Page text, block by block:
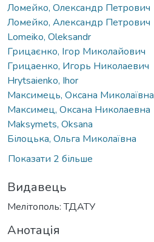
Ломейко, Олександр Петрович
Ломейко, Александр Петрович
Lomeiko, Oleksandr
Грицаєнко, Ігор Миколайович
Грицаенко, Игорь Николаевич
Hrytsaienko, Ihor
Максимець, Оксана Миколаївна
Максимец, Оксана Николаевна
Maksymets, Oksana
Білоцька, Ольга Миколаївна
Показати 2 більше
Видавець
Мелітополь: ТДАТУ
Анотація